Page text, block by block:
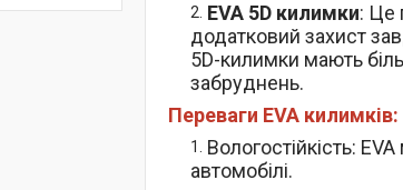
EVA 5D килимки: Це
додатковий захист
5D-килимки мають
забруднень.
Переваги EVA килимків:
Вологостійкість:
автомобілі.